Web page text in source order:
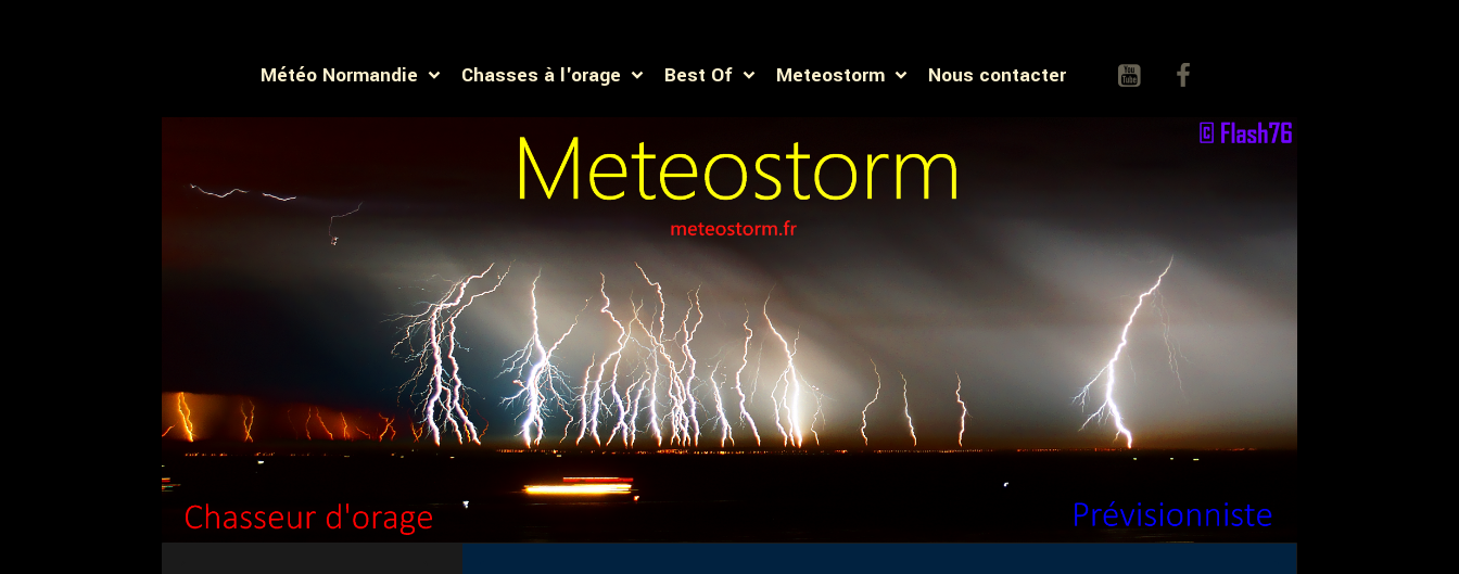
Météo Normandie Chasses à l'orage Best Of Meteostorm Nous contacter